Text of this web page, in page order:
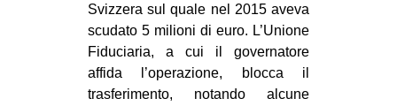
Svizzera sul quale nel 2015 aveva
scudato 5 milioni di euro. L’Unione
Fiduciaria, a cui il governatore
affida l’operazione, blocca il
trasferimento, notando alcune